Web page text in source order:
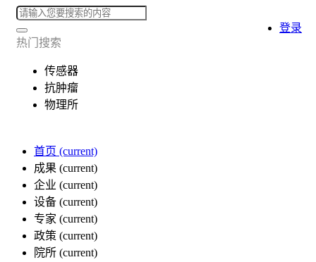
热门搜索
传感器
抗肿瘤
物理所
首页 (current)
成果 (current)
企业 (current)
设备 (current)
专家 (current)
政策 (current)
院所 (current)
登录